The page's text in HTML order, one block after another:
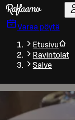
Siirry pääsisältöön
Varaa pöytä
Etusivu
Ravintolat
Salve